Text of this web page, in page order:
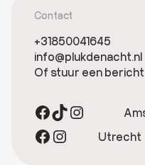
Contact
+31850041645
info@plukdenacht.nl
Of stuur een bericht
Facebook TikTok Instagram
Facebook Instagram Utrecht